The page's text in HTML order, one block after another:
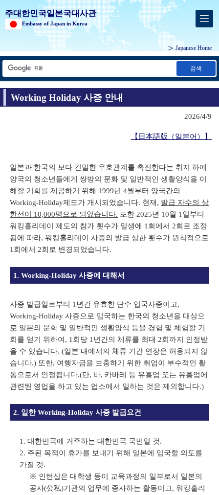
주대한민국일본국대사관
Embassy of Japan in Korea
Japanese Home
검색
Working Holiday 사증 안내
2026/4/9
【日本語版（일본어）】
일본과 한국의 보다 긴밀한 우호관계를 촉진한다는 취지 하에
양국의 청소년들에게 쌍방의 문화 및 일반적인 생활양식을 이
해할 기회를 제공하기 위해 1999년 4월부터 양국간의
Working-Holiday제도가 개시되었습니다. 현재, 발급 자수의 상
한선이 10,000명으로 되었습니다. 또한 2025년 10월 1일부터
워킹홀리데이 제도의 참가 횟수가 일생에 1회에서 2회로 조정
됨에 따라, 워킹홀리데이 사증의 발급 상한 횟수가 원칙적으로
1회에서 2회로 변경되었습니다.
1. Working-Holiday 사증에 대해서
사증 발급일로부터 1년간 유효한 단수 입국사증이고,
Working-Holiday 사증으로 입국하는 한국의 청소년을 대상으
로 일본의 문화 및 일반적인 생활양식 등을 경험 및 체험할 기
회를 얻기 위하여, 1회당 1년간의 체류를 최대 2회까지 인정받
을 수 있습니다. (일본 내에서의 체류 기간 연장은 허용되지 않
습니다.) 또한, 여행자금을 보충하기 위한 취업이 부수적인 활
동으로서 인정됩니다.(단, 바, 카바레 등 유흥업 또는 유흥업에
관련된 영업을 하고 있는 업소에서 일하는 것은 제외합니다.)
2. 일한 Working-Holiday 사증 발급요건
대한민국에 거주하는 대한민국 국민일 것.
주된 목적이 휴가를 보내기 위해 일본에 입국할 의도를
가질 것.
※ 인턴십은 대학생 등이 교육과정의 일부로서 일본의
공사(公私)기관의 업무에 종사하는 활동이고, 워킹홀리